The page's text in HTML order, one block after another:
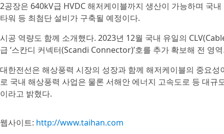
2공장은 640kV급 HVDC 해저케이블까지 생산이 가능하며
타워 등 최첨단 설비가 구축될 예정이다.
시공 역량도 함께 소개했다. 2023년 12월 국내 유일의
급 ‘스칸디 커넥터(Scandi Connector)’호를 추가 확보해 전 영
대한전선은 해상풍력 시장의 성장과 함께 해저케이블의 중요
로 국내 해상풍력 사업은 물론 서해안 에너지 고속도로 등 대
이라고 밝혔다.
웹사이트: http://www.taihan.com